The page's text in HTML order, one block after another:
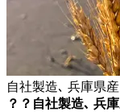
自社製造､ 兵庫県
？？自社製造､ 兵